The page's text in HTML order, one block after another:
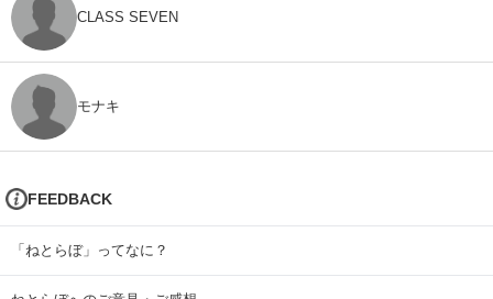
CLASS SEVEN
モナキ
FEEDBACK
「ねとらぼ」ってなに？